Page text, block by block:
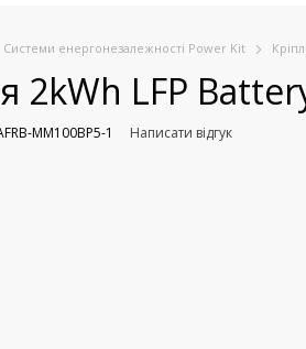
Cистеми енергонезалежності Power Kit
2kWh LFP
MM100BP5-1 Написати відгук